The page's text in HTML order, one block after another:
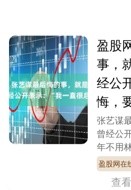
盈股
事，
经公
悔，
张艺谋
曾经公
年不用
到哪里
是刻在国
盈股网在
查